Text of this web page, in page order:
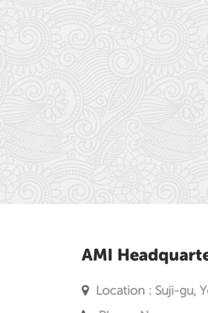
AMI
Location : Suji-gu,